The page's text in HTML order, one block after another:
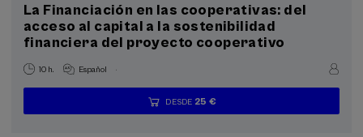
La Financiación en las cooperativas: del
acceso al capital a la sostenibilidad
financiera del proyecto cooperativo
10 h. Español .
...
DESDE 25 €
Últimas
plazas
Gratuito
Fecha
pasada
Lista
de
Plazo
de